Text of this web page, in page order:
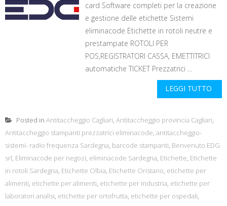
card Software completi per la creazione
e gestione delle etichette Sistemi
eliminacode Etichette in rotoli neutre e
prestampate ROTOLI PER
POS,REGISTRATORI CASSA, EMETTITRICI
automatiche TICKET Prezzatrici ...
LEGGI TUTTO
Posted in Antitaccheggio Cagliari, Antitaccheggio provincia Cagliari,
Antitaccheggio stampanti prezzatrici eliminacode, antitaccheggio-
sistemi- radio frequenza Sardegna, barcode stampanti, Benvenuto EDG
srl, Eliminacode per negozi, eliminacode Sardegna, Etichette, Etichette
in rotoli Sardegna, Etichette Olbia, Etichette Oristano, etichette per
alimenti, etichette per alimenti, etichette per industria, etichette per
laboratori analisi, etichette per ortofrutta, etichette per ospedali,